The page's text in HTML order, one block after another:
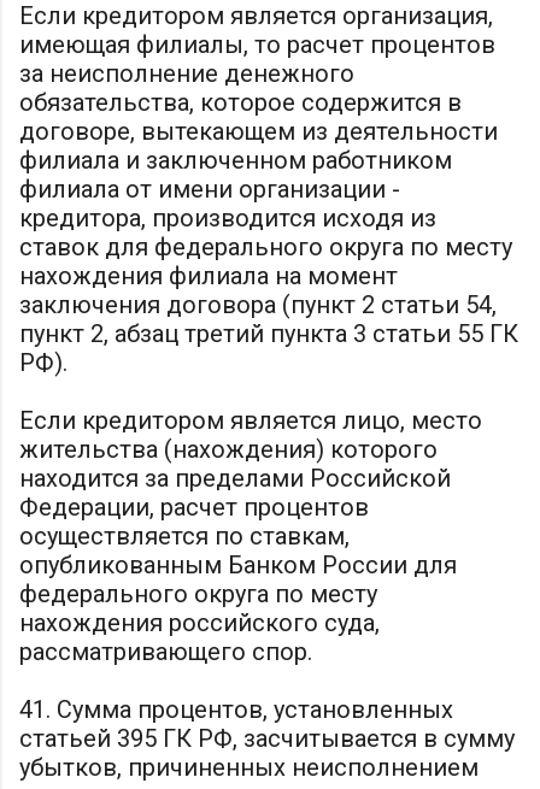
Если кредитором является организация,
имеющая филиалы, то расчет процентов
за неисполнение денежного
обязательства, которое содержится в
договоре, вытекающем из деятельности
филиала и заключенном работником
филиала от имени организации -
кредитора, производится исходя из
ставок для федерального округа по месту
нахождения филиала на момент
заключения договора (пункт 2 статьи 54,
пункт 2, абзац третий пункта 3 статьи 55 ГК
РФ).
Если кредитором является лицо, место
жительства (нахождения) которого
находится за пределами Российской
Федерации, расчет процентов
осуществляется по ставкам,
опубликованным Банком России для
федерального округа по месту
нахождения российского суда,
рассматривающего спор.
41. Сумма процентов, установленных
статьей 395 ГК РФ, засчитывается в сумму
убытков, причиненных неисполнением